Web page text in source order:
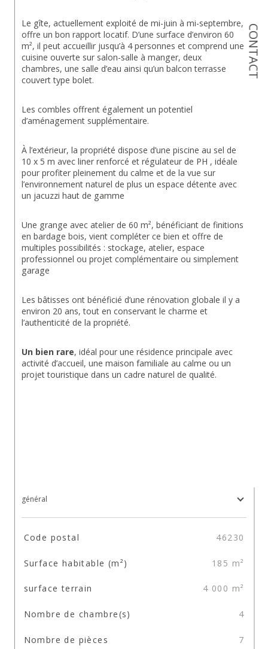
CONTACT
Le gîte, actuellement exploité de mi-juin à mi-septembre,
offre un bon rapport locatif. D’une surface d’environ 60
m², il peut accueillir jusqu’à 4 personnes et comprend une
cuisine ouverte sur salon-salle à manger, deux
chambres, une salle d’eau ainsi qu’un balcon terrasse
couvert type bolet.
Les combles offrent également un potentiel
d’aménagement supplémentaire.
À l’extérieur, la propriété dispose d’une piscine au sel de
10 x 5 m avec liner renforcé et régulateur de PH , idéale
pour profiter pleinement du calme et de la vue sur
l’environnement naturel de plus un espace détente avec
un jacuzzi haut de gamme
Une grange avec atelier de 60 m², bénéficiant de finitions
en bardage bois, vient compléter ce bien et offre de
multiples possibilités : stockage, atelier, espace
professionnel ou projet complémentaire ou simplement
garage
Les bâtisses ont bénéficié d’une rénovation globale il y a
environ 20 ans, tout en conservant le charme et
l’authenticité de la propriété.
Un bien rare, idéal pour une résidence principale avec
activité d’accueil, une maison familiale au calme ou un
projet touristique dans un cadre naturel de qualité.
général
TRAD_SIROCCO_Caracteristique
Code postal 46230
Surface habitable (m²) 185 m²
surface terrain 4 000 m²
Nombre de chambre(s) 4
Nombre de pièces 7